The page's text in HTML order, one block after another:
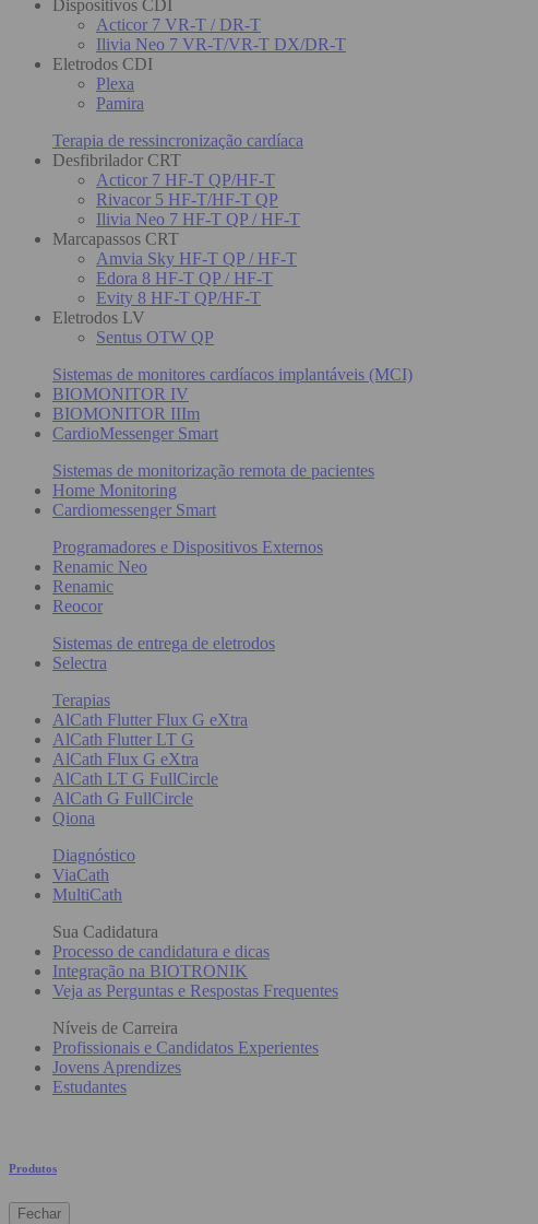
Dispositivos CDI
Acticor 7 VR-T / DR-T
Ilivia Neo 7 VR-T/VR-T DX/DR-T
Eletrodos CDI
Plexa
Pamira
Terapia de ressincronização cardíaca
Desfibrilador CRT
Acticor 7 HF-T QP/HF-T
Rivacor 5 HF-T/HF-T QP
Ilivia Neo 7 HF-T QP / HF-T
Marcapassos CRT
Amvia Sky HF-T QP / HF-T
Edora 8 HF-T QP / HF-T
Evity 8 HF-T QP/HF-T
Eletrodos LV
Sentus OTW QP
Sistemas de monitores cardíacos implantáveis (MCI)
BIOMONITOR IV
BIOMONITOR IIIm
CardioMessenger Smart
Sistemas de monitorização remota de pacientes
Home Monitoring
Cardiomessenger Smart
Programadores e Dispositivos Externos
Renamic Neo
Renamic
Reocor
Sistemas de entrega de eletrodos
Selectra
Terapias
AlCath Flutter Flux G eXtra
AlCath Flutter LT G
AlCath Flux G eXtra
AlCath LT G FullCircle
AlCath G FullCircle
Qiona
Diagnóstico
ViaCath
MultiCath
Sua Cadidatura
Processo de candidatura e dicas
Integração na BIOTRONIK
Veja as Perguntas e Respostas Frequentes
Níveis de Carreira
Profissionais e Candidatos Experientes
Jovens Aprendizes
Estudantes
Produtos
Fechar